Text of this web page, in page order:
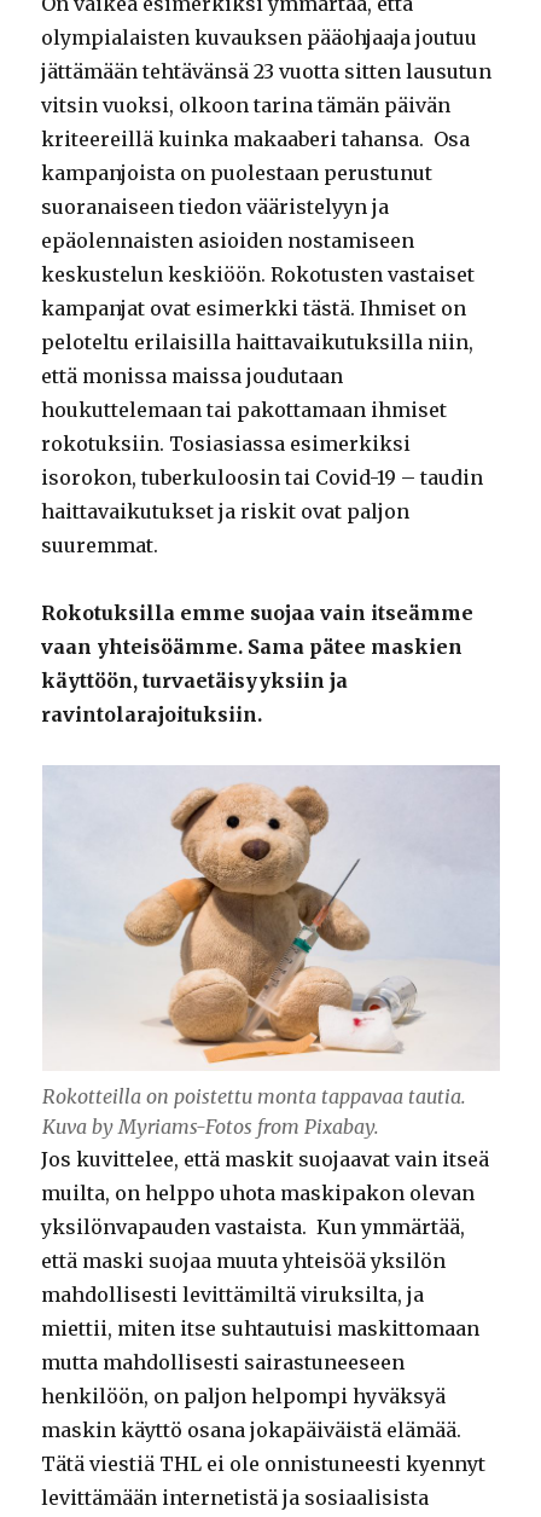
olympialaisten kuvauksen pääohjaaja joutuu
jättämään tehtävänsä 23 vuotta sitten lausutun
vitsin vuoksi, olkoon tarina tämän päivän
kriteereillä kuinka makaaberi tahansa. Osa
kampanjoista on puolestaan perustunut
suoranaiseen tiedon vääristelyyn ja
epäolennaisten asioiden nostamiseen
keskustelun keskiöön. Rokotusten vastaiset
kampanjat ovat esimerkki tästä. Ihmiset on
peloteltu erilaisilla haittavaikutuksilla niin,
että monissa maissa joudutaan
houkuttelemaan tai pakottamaan ihmiset
rokotuksiin. Tosiasiassa esimerkiksi
isorokon, tuberkuloosin tai Covid-19 – taudin
haittavaikutukset ja riskit ovat paljon
suuremmat.
Rokotuksilla emme suojaa vain itseämme
vaan yhteisöämme. Sama pätee maskien
käyttöön, turvaetäisyyksiin ja
ravintolarajoituksiin.
Rokotteilla on poistettu monta tappavaa tautia.
Kuva by Myriams-Fotos from Pixabay.
Jos kuvittelee, että maskit suojaavat vain itseä
muilta, on helppo uhota maskipakon olevan
yksilönvapauden vastaista. Kun ymmärtää,
että maski suojaa muuta yhteisöä yksilön
mahdollisesti levittämiltä viruksilta, ja
miettii, miten itse suhtautuisi maskittomaan
mutta mahdollisesti sairastuneeseen
henkilöön, on paljon helpompi hyväksyä
maskin käyttö osana jokapäiväistä elämää.
Tätä viestiä THL ei ole onnistuneesti kyennyt
levittämään internetistä ja sosiaalisista